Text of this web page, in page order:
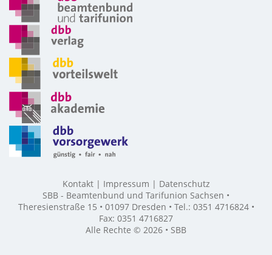
Kontakt Impressum
Datenschutz
SBB - Beamtenbund und Tarifunion Sachsen •
Theresienstraße 15 • 01097 Dresden • Tel.: 0351 4716824 •
Fax: 0351 4716827
Alle Rechte © 2026 • SBB